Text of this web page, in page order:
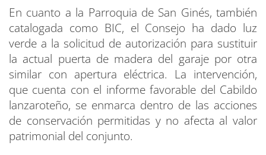
En cuanto a la Parroquia de San Ginés, también
catalogada como BIC, el Consejo ha dado luz
verde a la solicitud de autorización para sustituir
la actual puerta de madera del garaje por otra
similar con apertura eléctrica. La intervención,
que cuenta con el informe favorable del Cabildo
lanzaroteño, se enmarca dentro de las acciones
de conservación permitidas y no afecta al valor
patrimonial del conjunto.